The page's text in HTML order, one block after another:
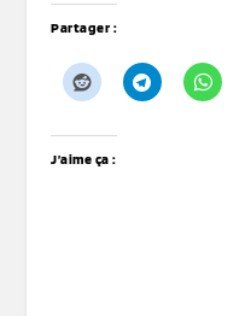
Partager :
J’aime ça :